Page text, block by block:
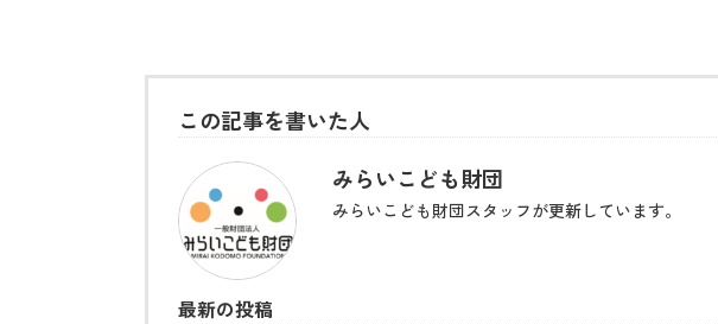
この記事を書いた人
みらいこども財団
みらいこども財団スタッフが更新しています。
最新の投稿